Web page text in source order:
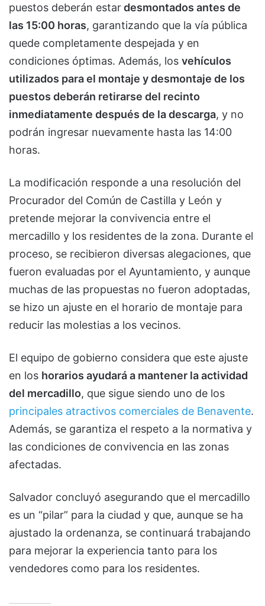
puestos deberán estardesmontados antes de
las 15:00 horas, garantizando que la vía pública
quede completamente despejada y en
condiciones óptimas. Además, los vehículos
utilizados para el montaje y desmontaje de los
puestos deberán retirarse del recinto
inmediatamente después de la descarga, y no
podrán ingresar nuevamente hasta las 14:00
horas.
La modificación responde a una resolución del
Procurador del Común de Castilla y León y
pretende mejorar la convivencia entre el
mercadillo y los residentes de la zona. Durante el
proceso, se recibieron diversas alegaciones, que
fueron evaluadas por el Ayuntamiento, y aunque
muchas de las propuestas no fueron adoptadas,
se hizo un ajuste en el horario de montaje para
reducir las molestias a los vecinos.
El equipo de gobierno considera que este ajuste
en los horarios ayudará a mantener la actividad
del mercadillo, que sigue siendo uno de los
principales atractivos comerciales de Benavente.
Además, se garantiza el respeto a la normativa y
las condiciones de convivencia en las zonas
afectadas.
Salvador concluyó asegurando que el mercadillo
es un “pilar” para la ciudad y que, aunque se ha
ajustado la ordenanza, se continuará trabajando
para mejorar la experiencia tanto para los
vendedores como para los residentes.